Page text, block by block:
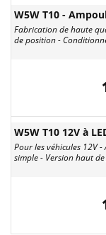
W5W T10 -
Fabrication de haute
de position -
W5W T10 12V à
Pour les véhicules 12V
simple - Version haut